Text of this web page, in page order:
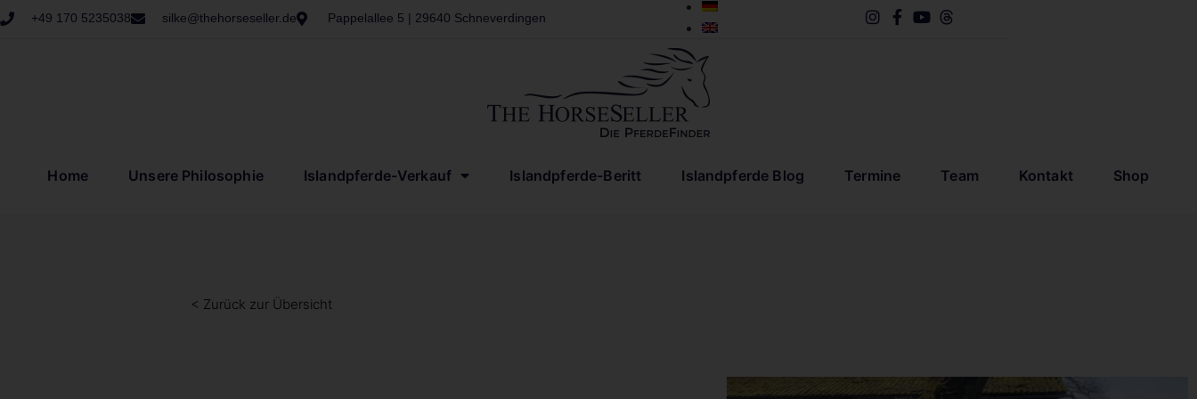
+49 170 5235038 silke@thehorseseller.de Pappelallee 5 | 29640 Schneverdingen
Home Unsere Philosophie Islandpferde-Verkauf Islandpferde-Beritt Islandpferde Blog Termine Team Kontakt Shop
< Zurück zur Übersicht